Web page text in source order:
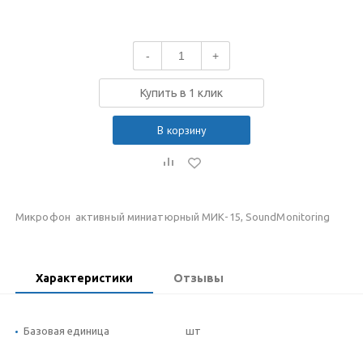
- +
Купить в 1 клик
В корзину
Микрофон активный миниатюрный МИК-15, SoundMonitoring
Характеристики Отзывы
Базовая единица шт